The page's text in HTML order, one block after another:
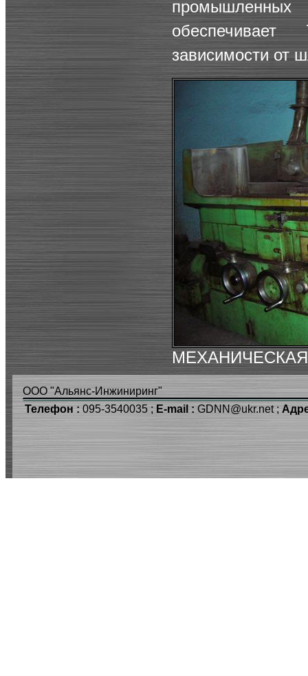
зависимости от
ООО "Альянс-Инжиниринг"
Телефон : 095-3540035 ; E-mail : GDNN@ukr.net ;